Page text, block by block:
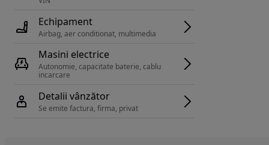
Echipament
Airbag, aer conditionat, multimedia
Masini electrice
Autonomie, capacitate baterie, cablu
Detalii vânzător
Se emite factura, firma, privat